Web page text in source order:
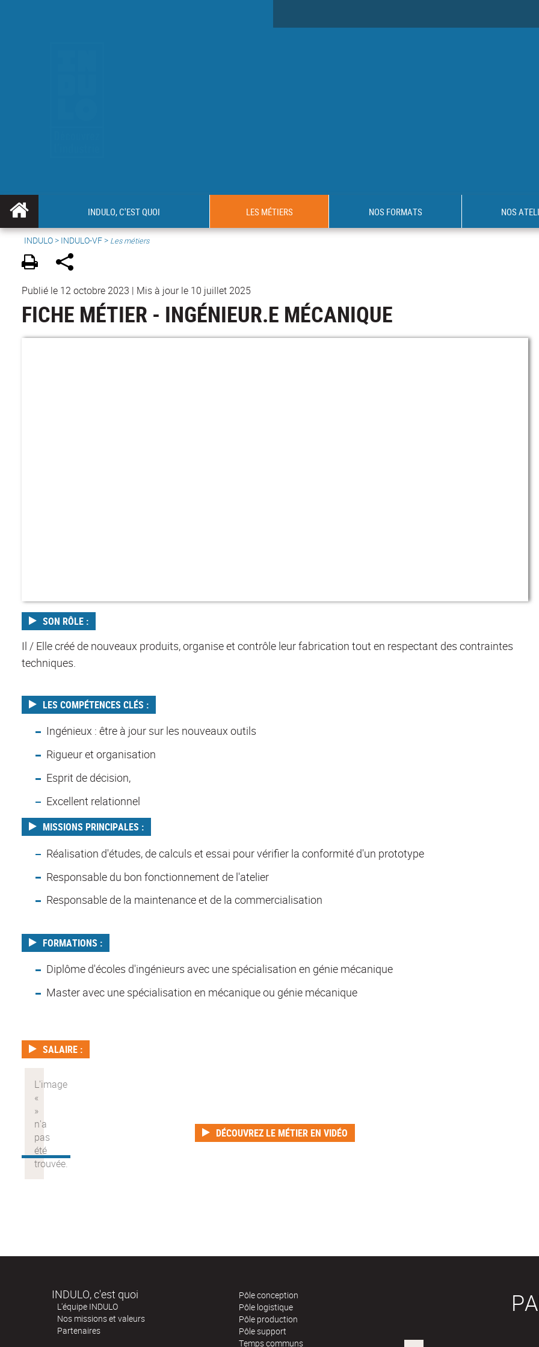
INDULO, C'EST QUOI LES MÉTIERS NOS FORMATS NOS
INDULO> INDULO-VF> Les métiers
Publié le 12 octobre 2023 | Mis à jour le 10 juillet 2025
FICHE MÉTIER - INGÉNIEUR.E MÉCANIQUE
SON RÔLE :
Il / Elle créé de nouveaux produits, organise et contrôle leur fabrication tout en respectant des contraintes
techniques.
LES COMPÉTENCES CLÉS :
Ingénieux : être à jour sur les nouveaux outils
Rigueur et organisation
Esprit de décision,
Excellent relationnel
MISSIONS PRINCIPALES :
Réalisation d'études, de calculs et essai pour vérifier la conformité d'un prototype
Responsable du bon fonctionnement de l'atelier
Responsable de la maintenance et de la commercialisation
FORMATIONS :
Diplôme d'écoles d'ingénieurs avec une spécialisation en génie mécanique
Master avec une spécialisation en mécanique ou génie mécanique
SALAIRE :
DÉCOUVREZ LE MÉTIER EN VIDÉO
INDULO, c'est quoi
L'équipe INDULO
Nos missions et valeurs
Partenaires
Pôle conception
Pôle logistique
Pôle production
Pôle support
Temps communs